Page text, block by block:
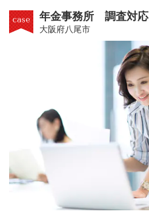
年金事務所 調査対応
大阪府八尾市